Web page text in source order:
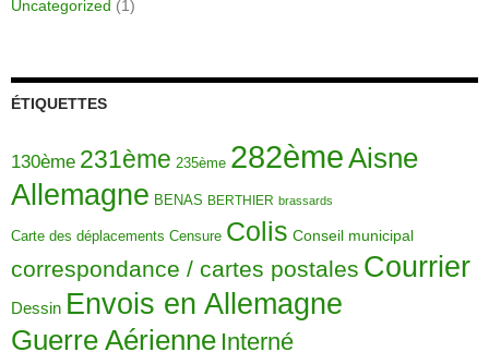
Uncategorized (1)
ÉTIQUETTES
130ème 231ème 235ème 282èmeAisne
Allemagne BENAS BERTHIER brassards
Carte des déplacements Censure Colis Conseil municipal
correspondance / cartes postales Courrier
Dessin Envois en Allemagne
Guerre Aérienne Interné